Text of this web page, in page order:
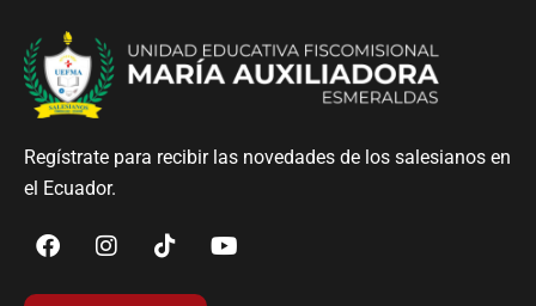
Regístrate para recibir las novedades de los salesianos en
el Ecuador.